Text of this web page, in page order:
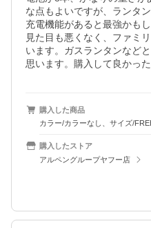
な点もよいですが、ランタ
充電機能があると最強かも
見た目も悪くなく、ファミ
います。ガスランタンなど
思います。購入して良かった
購入した商品
カラー/カラーなし、サイズ/
購入したストア
アルペングループヤフー店